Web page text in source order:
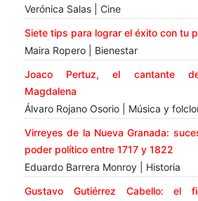
Verónica Salas | Cine
Siete tips para lograr el éxito con tu
Maira Ropero | Bienestar
Joaco Pertuz, el cantante
Magdalena
Álvaro Rojano Osorio | Música y
Virreyes de la Nueva Granada:
poder político entre 1717 y 1822
Eduardo Barrera Monroy | Historia
Gustavo Gutiérrez Cabello: el